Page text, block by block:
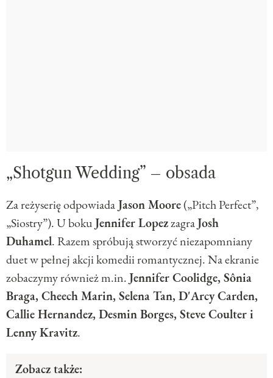
„Shotgun Wedding” – obsada
Za reżyserię odpowiadaJason Moore(„Pitch Perfect”,
„Siostry”). U bokuJennifer LopezzagraJosh
Duhamel. Razem spróbują stworzyć niezapomniany
duet w pełnej akcji komedii romantycznej. Na ekranie
zobaczymy również m.in.Jennifer Coolidge, Sônia
Braga, Cheech Marin, Selena Tan, D'Arcy Carden,
Callie Hernandez, Desmin Borges, Steve Coulter i
Lenny Kravitz.
Zobacz także: